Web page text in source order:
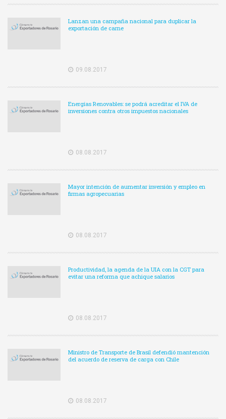
Lanzan una campaña nacional para duplicar la
exportación de carne
09.08.2017
Energías Renovables: se podrá acreditar el IVA de
inversiones contra otros impuestos nacionales
08.08.2017
Mayor intención de aumentar inversión y empleo en
firmas agropecuarias
08.08.2017
Productividad, la agenda de la UIA con la CGT para
evitar una reforma que achique salarios
08.08.2017
Ministro de Transporte de Brasil defendió mantención
del acuerdo de reserva de carga con Chile
08.08.2017